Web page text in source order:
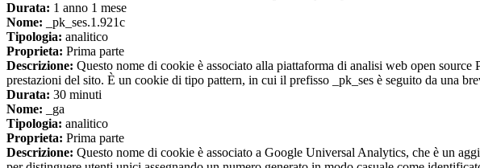
Durata: 1 anno 1 mese
Nome: _pk_ses.1.921c
Tipologia: analitico
Proprieta: Prima parte
Descrizione: Questo nome di cookie è associato alla piattaforma di analisi web open
prestazioni del sito. È un cookie di tipo pattern, in cui il prefisso _pk_ses è seguito da una
Durata: 30 minuti
Nome: _ga
Tipologia: analitico
Proprieta: Prima parte
Descrizione: Questo nome di cookie è associato a Google Universal Analytics, che è un